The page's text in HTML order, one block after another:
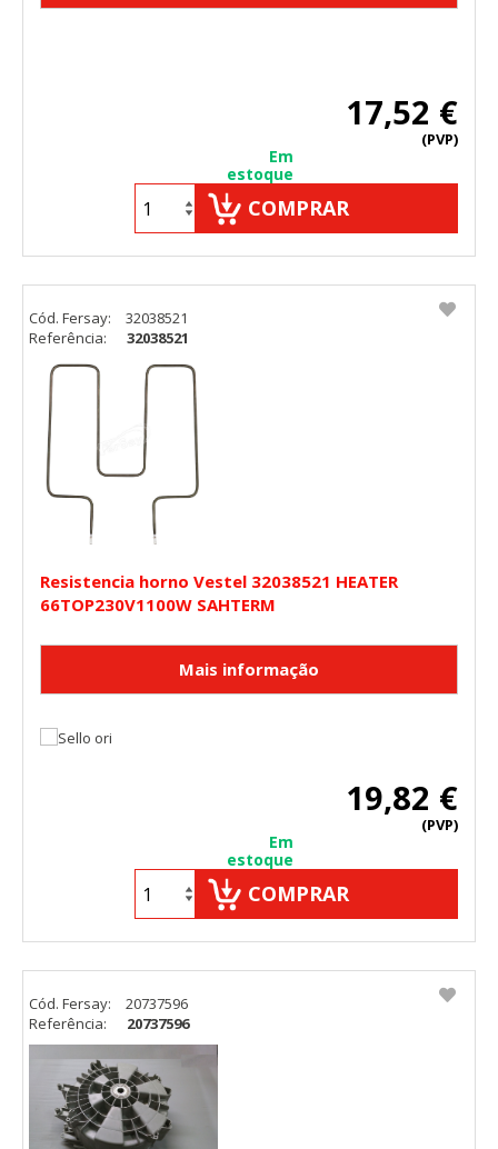
17,52 €
(PVP)
Em
estoque
COMPRAR
Resistencia horno Vestel 32038521 HEATER
66TOP230V1100W SAHTERM
19,82 €
(PVP)
Em
estoque
COMPRAR
Cód. Fersay:
32038521
Referência:
32038521
Cód. Fersay:
20737596
Referência:
20737596